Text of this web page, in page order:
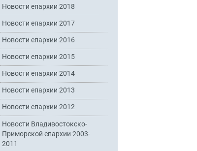
Новости епархии 2018
Новости епархии 2017
Новости епархии 2016
Новости епархии 2015
Новости епархии 2014
Новости епархии 2013
Новости епархии 2012
Новости Владивостокско-
Приморской епархии 2003-
2011